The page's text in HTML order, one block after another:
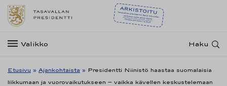
Valikko Haku
Etusivu » Ajankohtaista » Presidentti Niinistö haastaa suomalaisia
liikkumaan ja vuorovaikutukseen – vaikka kävellen keskustelemaan